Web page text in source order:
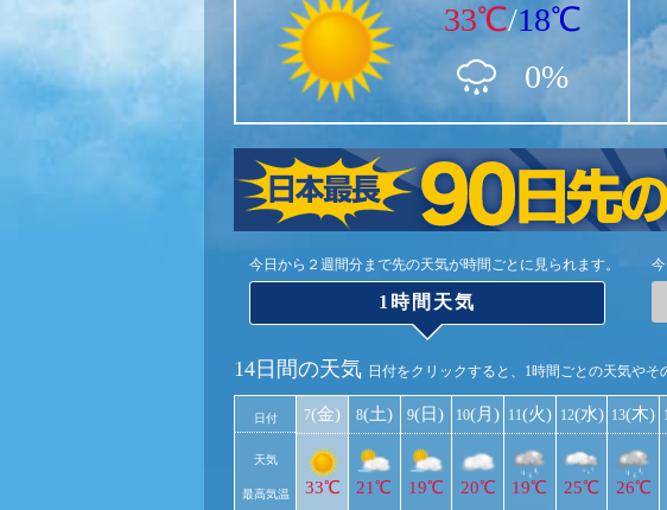
33℃/18℃
0%
今日から２週間分まで先の天気が時間ごとに見られます。
1時間天気
14日間の天気 日付をクリックすると、1時間ごとの天気やそ
日付
天気
最高気温
7(金)
33℃
8(土)
21℃
9(日)
19℃
10(月)
20℃
11(火)
19℃
12(水)
25℃
13(木)
26℃